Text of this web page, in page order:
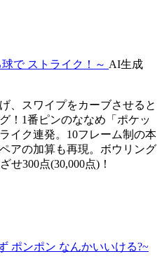
で ストライク！～ AI生成
、スワイプをカーブさせると
！1番ピンのななめ「ポケッ
イク連発。10フレーム制の本
アの加算も再現。ボウリング
せ300点(30,000点)！
ポンポン なんかいいける?~